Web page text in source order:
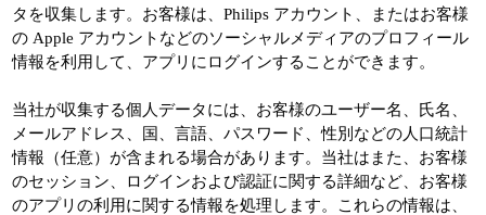
タを収集します。お客様は、Philips アカウント、またはお客様
の Apple アカウントなどのソーシャルメディアのプロフィール
情報を利用して、アプリにログインすることができます。
当社が収集する個人データには、お客様のユーザー名、氏名、
メールアドレス、国、言語、パスワード、性別などの人口統計
情報（任意）が含まれる場合があります。当社はまた、お客様
のセッション、ログインおよび認証に関する詳細など、お客様
のアプリの利用に関する情報を処理します。これらの情報は、